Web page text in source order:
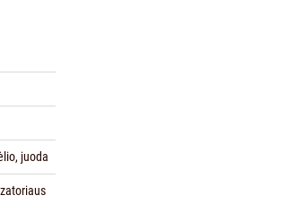
juoda